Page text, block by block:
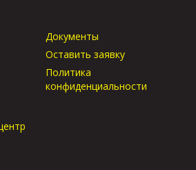
Документы
Оставить заявку
Политика
конфиденциальности